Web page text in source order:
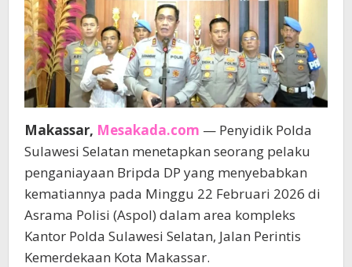
Makassar, Mesakada.com — Penyidik Polda
Sulawesi Selatan menetapkan seorang pelaku
penganiayaan Bripda DP yang menyebabkan
kematiannya pada Minggu 22 Februari 2026 di
Asrama Polisi (Aspol) dalam area kompleks
Kantor Polda Sulawesi Selatan, Jalan Perintis
Kemerdekaan Kota Makassar.